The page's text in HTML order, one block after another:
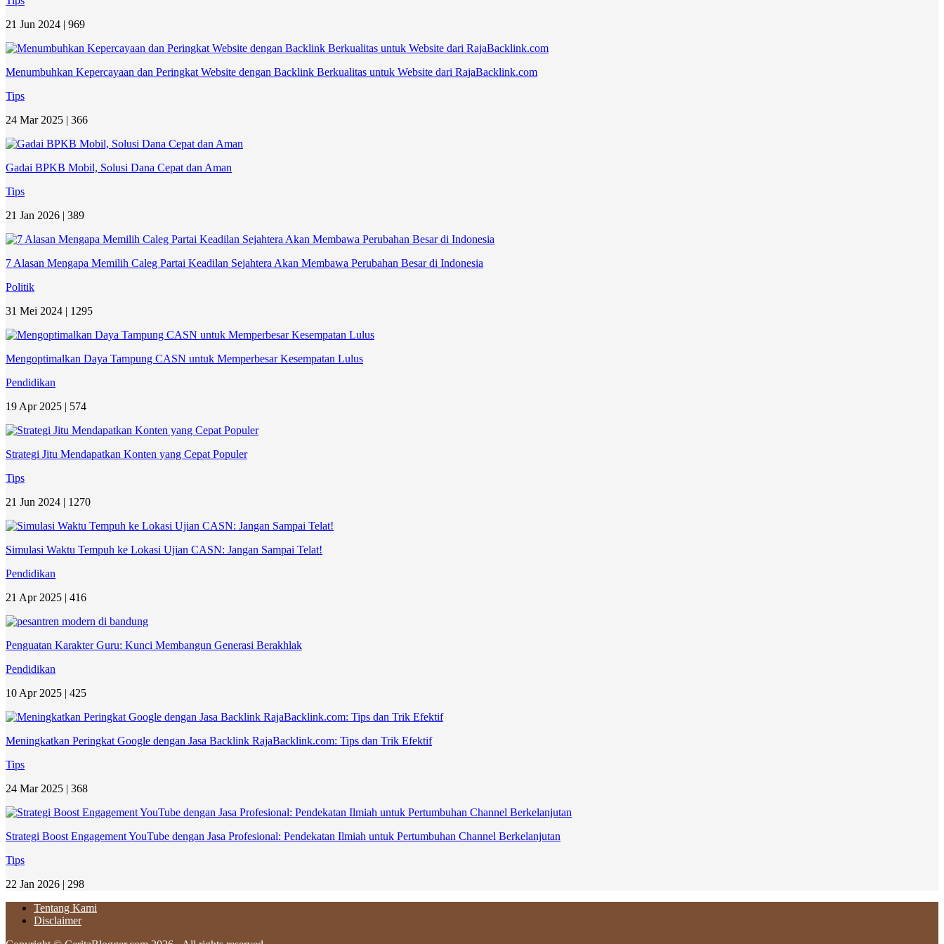
21 Jun 2024 | 969
Menumbuhkan Kepercayaan dan Peringkat Website dengan Backlink Berkualitas untuk Website dari RajaBacklink.com
Tips
24 Mar 2025 | 366
Gadai BPKB Mobil, Solusi Dana Cepat dan Aman
Tips
21 Jan 2026 | 389
7 Alasan Mengapa Memilih Caleg Partai Keadilan Sejahtera Akan Membawa Perubahan Besar di Indonesia
Politik
31 Mei 2024 | 1295
Mengoptimalkan Daya Tampung CASN untuk Memperbesar Kesempatan Lulus
Pendidikan
19 Apr 2025 | 574
Strategi Jitu Mendapatkan Konten yang Cepat Populer
Tips
21 Jun 2024 | 1270
Simulasi Waktu Tempuh ke Lokasi Ujian CASN: Jangan Sampai Telat!
Pendidikan
21 Apr 2025 | 416
Penguatan Karakter Guru: Kunci Membangun Generasi Berakhlak
Pendidikan
10 Apr 2025 | 425
Meningkatkan Peringkat Google dengan Jasa Backlink RajaBacklink.com: Tips dan Trik Efektif
Tips
24 Mar 2025 | 368
Strategi Boost Engagement YouTube dengan Jasa Profesional: Pendekatan Ilmiah untuk Pertumbuhan Channel Berkelanjutan
Tips
22 Jan 2026 | 298
Tentang Kami
Disclaimer